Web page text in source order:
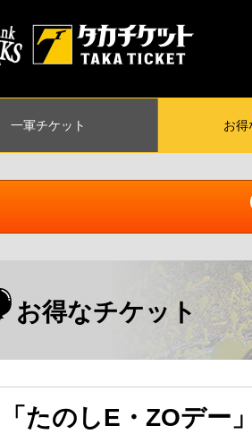
一軍チケット お得
お得なチケット
「たのしE・ZOデー